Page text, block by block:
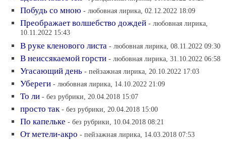
Побудь со мною - любовная лирика, 02.12.2022 18:09
Преображает волшебство дождей - любовная лирика,
10.11.2022 15:43
В руке кленового листа - любовная лирика, 08.11.2022 09:30
В неиссякаемой горсти - любовная лирика, 31.10.2022 06:58
Угасающий день - пейзажная лирика, 20.10.2022 17:03
Убереги - любовная лирика, 14.10.2022 21:09
То ли - без рубрики, 20.04.2018 15:07
просто так - без рубрики, 20.04.2018 15:00
По капельке - без рубрики, 10.04.2018 08:21
От метели-акро - пейзажная лирика, 14.03.2018 07:53